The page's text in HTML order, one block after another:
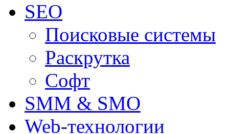
SEO
Поисковые системы
Раскрутка
Софт
SMM & SMO
Web-технологии